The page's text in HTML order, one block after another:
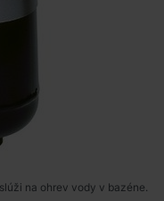
na ohrev vody v bazéne.